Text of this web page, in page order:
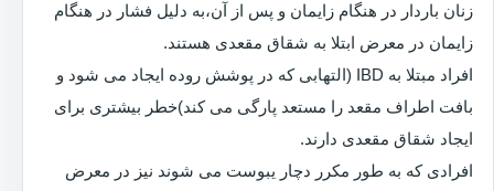
زنان باردار در هنگام زایمان و پس از آن،به دلیل فشار در هنگام
زایمان در معرض ابتلا به شقاق مقعدی هستند.
افراد مبتلا به IBD (التهابی که در پوشش روده ایجاد می شود و
بافت اطراف مقعد را مستعد پارگی می کند)خطر بیشتری برای
ایجاد شقاق مقعدی دارند.
افرادی که به طور مکرر دچار یبوست می شوند نیز در معرض